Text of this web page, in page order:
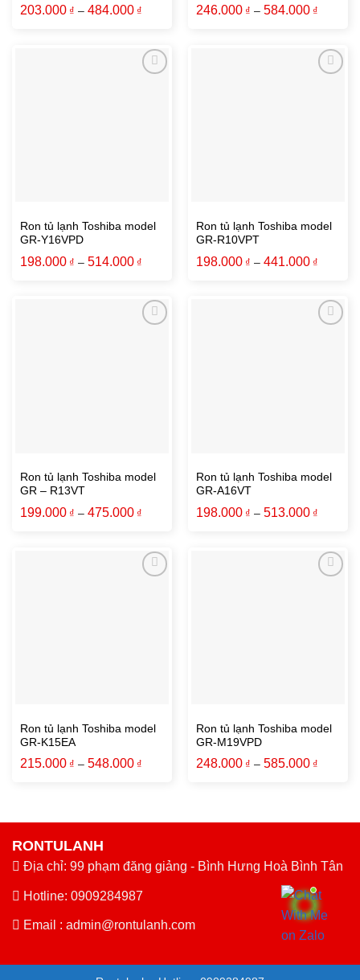
203.000 ₫ – 484.000 ₫ 246.000 ₫ – 584.000 ₫
Ron tủ lạnh Toshiba model
GR-Y16VPD
198.000 ₫ – 514.000 ₫
Ron tủ lạnh Toshiba model
GR-R10VPT
198.000 ₫ – 441.000 ₫
Ron tủ lạnh Toshiba model
GR – R13VT
199.000 ₫ – 475.000 ₫
Ron tủ lạnh Toshiba model
GR-A16VT
198.000 ₫ – 513.000 ₫
Ron tủ lạnh Toshiba model
GR-K15EA
215.000 ₫ – 548.000 ₫
Ron tủ lạnh Toshiba model
GR-M19VPD
248.000 ₫ – 585.000 ₫
RONTULANH
Địa chỉ: 99 phạm đăng giảng - Bình Hưng Hoà Bình Tân
Hotline: 0909284987
Email : admin@rontulanh.com